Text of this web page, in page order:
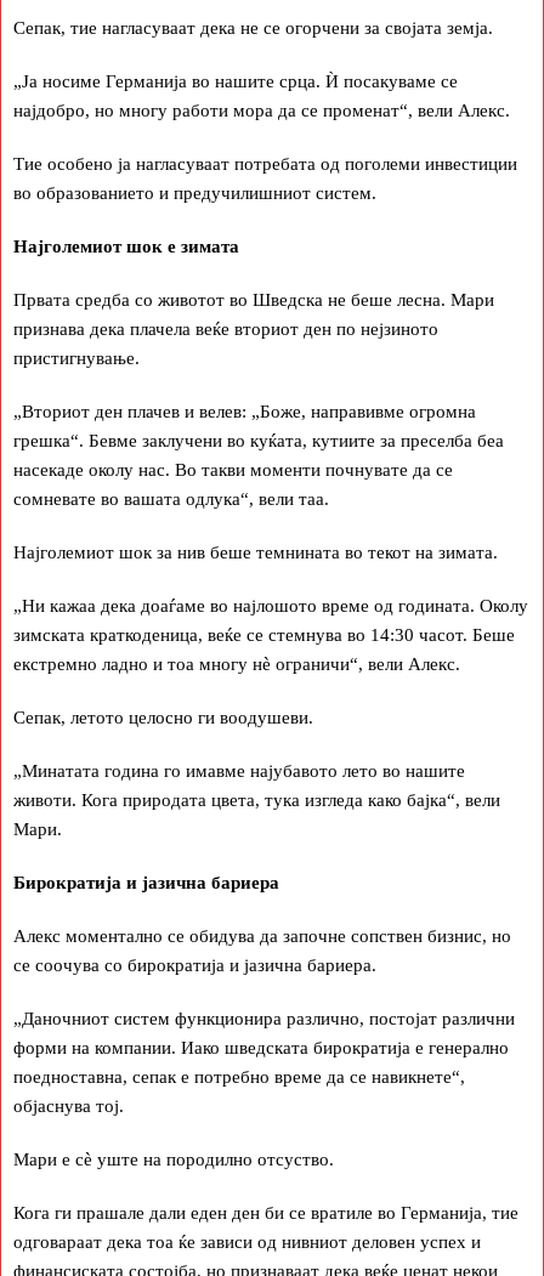
Сепак, тие нагласуваат дека не се огорчени за својата земја.
„Ја носиме Германија во нашите срца. Ѝ посакуваме се
најдобро, но многу работи мора да се променат“, вели Алекс.
Тие особено ја нагласуваат потребата од поголеми инвестиции
во образованието и предучилишниот систем.
Најголемиот шок е зимата
Првата средба со животот во Шведска не беше лесна. Мари
признава дека плачела веќе вториот ден по нејзиното
пристигнување.
„Вториот ден плачев и велев: „Боже, направивме огромна
грешка“. Бевме заклучени во куќата, кутиите за преселба беа
насекаде околу нас. Во такви моменти почнувате да се
сомневате во вашата одлука“, вели таа.
Најголемиот шок за нив беше темнината во текот на зимата.
„Ни кажаа дека доаѓаме во најлошото време од годината. Околу
зимската краткоденица, веќе се стемнува во 14:30 часот. Беше
екстремно ладно и тоа многу нè ограничи“, вели Алекс.
Сепак, летото целосно ги воодушеви.
„Минатата година го имавме најубавото лето во нашите
животи. Кога природата цвета, тука изгледа како бајка“, вели
Мари.
Бирократија и јазична бариера
Алекс моментално се обидува да започне сопствен бизнис, но
се соочува со бирократија и јазична бариера.
„Даночниот систем функционира различно, постојат различни
форми на компании. Иако шведската бирократија е генерално
поедноставна, сепак е потребно време да се навикнете“,
објаснува тој.
Мари е сè уште на породилно отсуство.
Кога ги прашале дали еден ден би се вратиле во Германија, тие
одговараат дека тоа ќе зависи од нивниот деловен успех и
финансиската состојба, но признаваат дека веќе ценат некои